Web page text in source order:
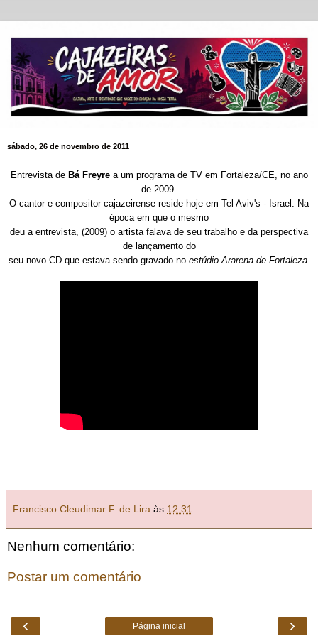
sábado, 26 de novembro de 2011
Entrevista de Bá Freyrea um programa de TV em Fortaleza/CE, no ano
de 2009.
O cantor e compositor cajazeirense reside hoje em Tel Aviv's - Israel. Na
época em que o mesmo
deu a entrevista, (2009) o artista falava de seu trabalho e da perspectiva
de lançamento do
seu novo CD que estava sendo gravado no estúdio Ararena de Fortaleza.
Francisco Cleudimar F. de Lira às 12:31
Nenhum comentário:
Postar um comentário
‹ ›
Página inicial